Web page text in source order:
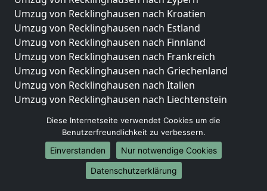
Umzug von Recklinghausen nach Kroatien
Umzug von Recklinghausen nach Estland
Umzug von Recklinghausen nach Finnland
Umzug von Recklinghausen nach Frankreich
Umzug von Recklinghausen nach Griechenland
Umzug von Recklinghausen nach Italien
Umzug von Recklinghausen nach Liechtenstein
Umzug von Recklinghausen nach Niederlande
Umzug von Recklinghausen nach Norwegen
Umzüge-Deutschlandweit
Diese Internetseite verwendet Cookies um die
Benutzerfreundlichkeit zu verbessern.
Einverstanden
Nur notwendige Cookies
Datenschutzerklärung